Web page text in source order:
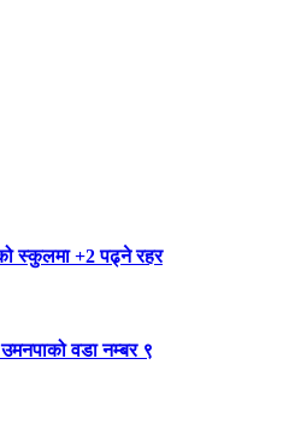
स्कुलमा +2 पढ्ने रहर
वडा नम्बर ९